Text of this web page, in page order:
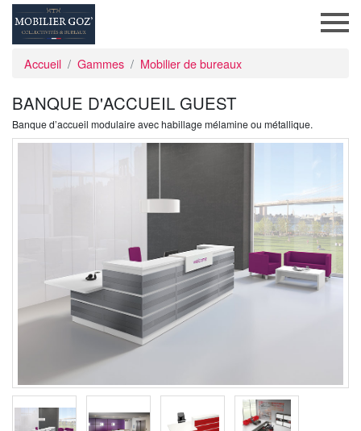
Accueil Gammes Mobilier de bureaux
BANQUE D'ACCUEIL GUEST
Banque d’accueil modulaire avec habillage mélamine ou métallique.